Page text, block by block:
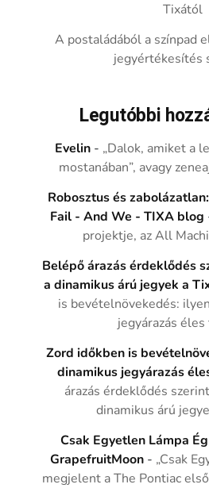
Tixától
A postaládából a színpad
jegyértékesítés
Legutóbbi
Evelin - „Dalok, amiket a
mostanában”, avagy
Robosztus és
Fail - And We - TIXA blog
projektje, az All
Belépő árazás érdeklődés
a dinamikus árú jegyek a
is bevételnövekedés:
jegyárazás
Zord időkben is
dinamikus jegyárazás
árazás érdeklődés
dinamikus árú
Csak Egyetlen Lámpa
GrapefruitMoon - „Csak
megjelent a The Pontiac